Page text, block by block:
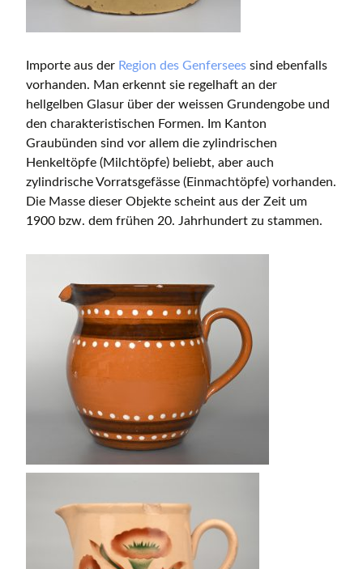
Importe aus der Region des Genfersees sind ebenfalls
vorhanden. Man erkennt sie regelhaft an der
hellgelben Glasur über der weissen Grundengobe und
den charakteristischen Formen. Im Kanton
Graubünden sind vor allem die zylindrischen
Henkeltöpfe (Milchtöpfe) beliebt, aber auch
zylindrische Vorratsgefässe (Einmachtöpfe) vorhanden.
Die Masse dieser Objekte scheint aus der Zeit um
1900 bzw. dem frühen 20. Jahrhundert zu stammen.